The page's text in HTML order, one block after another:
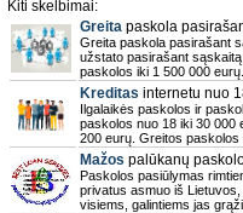
Kiti skelbimai:
Greita paskola
Greita paskola pasirašant
užstato pasirašant
paskolos iki 1 500 000
Kreditas internetu nuo
Ilgalaikės paskolos ir
paskolos nuo 18 iki 30 000
200 eurų. Greitos paskolos
Mažos palūkanų
Paskolos pasiūlymas
privatus asmuo iš
visiems, galintiems jas